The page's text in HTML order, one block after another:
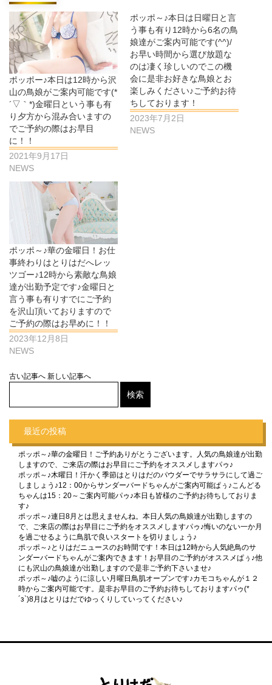
ポッポー♪本日は12時から沢
山の鳥娘がご案内可能です(*
´▽｀*)金曜日という事も有
り夕方から混み合いますの
でご予約の際はお早目
に！！
2021年9月17日
NEWS
ポッポ～♪本日は日曜日と言
う事も有り12時から6名の鳥
娘達がご案内可能です(^^)/
お早い時間から選び放題な
のは凄く珍しいのでこの機
会に是非お好きな鳥娘とお
楽しみください♪ご予約お待
ちしております！
2023年7月2日
NEWS
ポッポ～♪華の金曜日！お仕
事終わりはとりはだへレッ
ツゴー♪12時から素敵な鳥娘
達が出勤予定です♪金曜日と
言う事も有りすでにご予約
を沢山頂いておりますので
ご予約の際はお早めに！！
2023年12月8日
NEWS
古い記事へ 新しい記事へ
最近の投稿
ポッポ～♪華の金曜日！ご予約ありがとうございます。人気の鳥娘達が出勤
しますので、ご来店の際はお早目にご予約をオススメしますパゥ♪
ポッポ～♪木曜日！汗かく季節はとりはだのパウダーでサラサラにして過ご
しましょう♪12：00からサンダーバードちゃんがご案内可能ぱぅ♪こんどる
ちゃんは15：20～ご案内可能パゥ♪本日も皆様のご予約お待ちしておりま
す♪
ポッポ～♪連日8月とは思えませんね。本日人気の鳥娘達が出勤しますの
で、ご来店の際はお早目にご予約をオススメしますパゥ♪悔いのない一か月
を過ごせるように鳥肌で良いスタートを切りましょう♪
ポッポ～♪とりはだニュースのお時間です！本日は12時から人気絶鳥のサ
ンダーバードちゃんがご案内できます！お早目のご予約がオススメぱぅ♪他
にも沢山の鳥娘達が出勤しますので是非ご予約下さいませ♪
ポッポ～♪嘘のように涼しい月曜日鳥肌オープンです♪カモコちゃんが１２
時からご案内可能です。是非お早目のご予約お待ちしておりますパゥ(*
´з`)8月はとりはだでゆっくりしていってください♪